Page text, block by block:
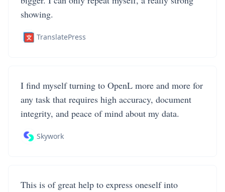
showing.
TranslatePress
I find myself turning to OpenL more and more for
any task that requires high accuracy, document
integrity, and peace of mind about my data.
Skywork
This is of great help to express oneself into